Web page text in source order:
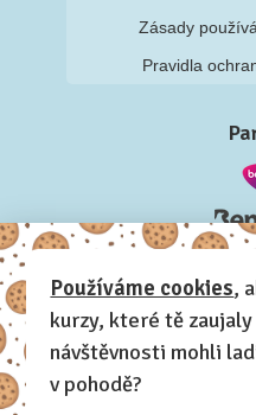
Zásady
Pravidla
Používáme cookies,
kurzy, které tě
návštěvnosti mohli
v pohodě?